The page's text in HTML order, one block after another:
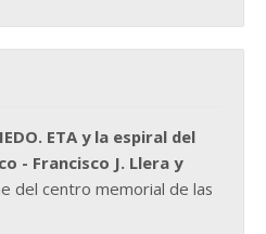
ETA y la espiral del
- Francisco J. Llera y
del centro memorial de las